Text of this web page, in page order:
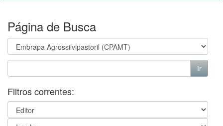
Página de Busca
Filtros correntes: